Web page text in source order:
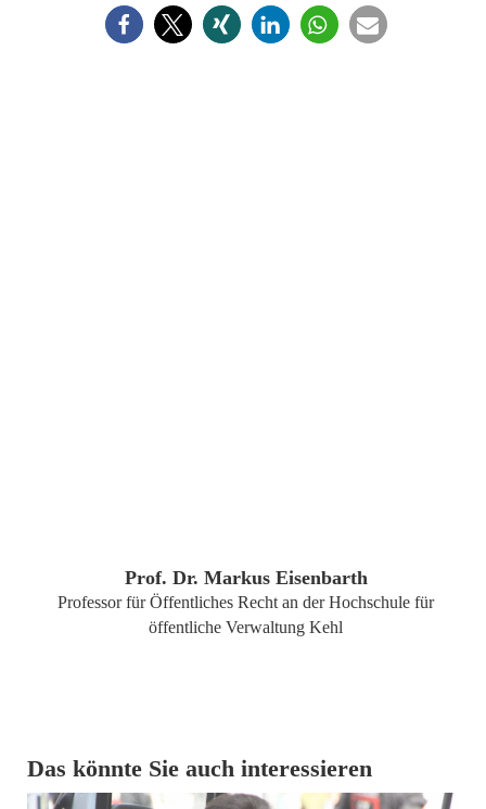
Prof. Dr. Markus Eisenbarth
Professor für Öffentliches Recht an der Hochschule für
öffentliche Verwaltung Kehl
Das könnte Sie auch interessieren